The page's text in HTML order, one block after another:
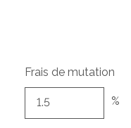
Frais de mutation
%